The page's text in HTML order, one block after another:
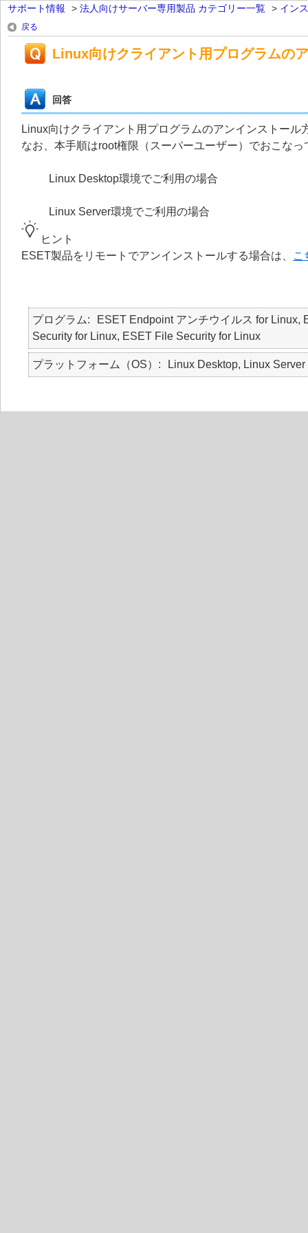
サポート情報 > 法人向けサーバー専用製品 カテゴリー一覧 > イン
戻る
Linux向けクライアント用プログラムの
回答
Linux向けクライアント用プログラムのアンインストー
なお、本手順はroot権限（スーパーユーザー）でおこなっ
Linux Desktop環境でご利用の場合
Linux Server環境でご利用の場合
ヒント
ESET製品をリモートでアンインストールする場合は、
こ
プログラム
ESET Endpoint アンチウイルス for Linux,
Security for Linux, ESET File Security for Linux
プラットフォーム（OS） Linux Desktop, Linux Server